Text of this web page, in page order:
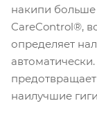
накипи
CareControl®,
определяет
наилучшие